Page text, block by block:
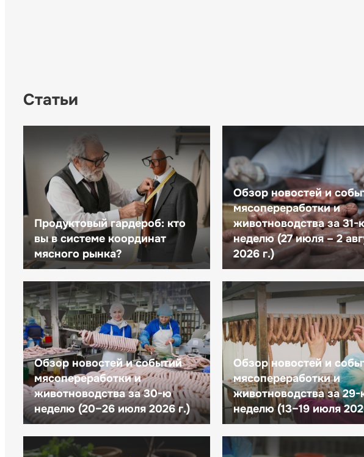
Статьи
Продуктовый гардероб: кто
вы в системе координат
мясного рынка?
Обзор новостей и
мясопереработки и
животноводства за 31-
неделю (27 июля – 2
2026 г.)
Обзор новостей и событий
мясопереработки и
животноводства за 30-ю
неделю (20–26 июля 2026 г.)
Обзор новостей и
мясопереработки и
животноводства за
неделю (13–19 июля